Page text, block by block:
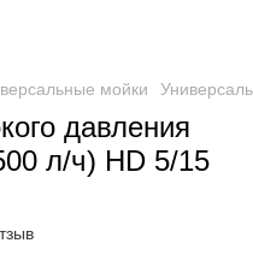
мойки
давления
л/ч) HD 5/15